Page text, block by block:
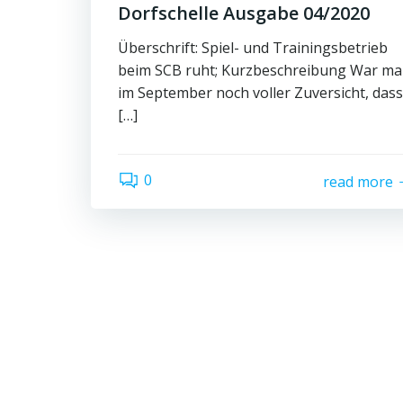
Dorfschelle Ausgabe 04/2020
Überschrift: Spiel- und Trainingsbetrieb
beim SCB ruht; Kurzbeschreibung War
im September noch voller Zuversicht, dass
[…]
0 read more